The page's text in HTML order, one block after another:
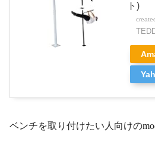
ト)
ベンチを取り付けたい人向けの